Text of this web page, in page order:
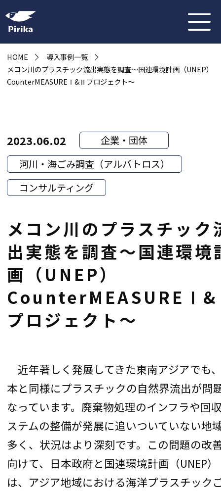
HOME
導入事例一覧
メコン川のプラスチック流出実態を調査〜国連環境計画（UNEP）
CounterMEASUREⅠ&Ⅱプロジェクト〜
2023.06.02
企業・団体
河川・海ごみ調査（アルバトロス）
コンサルティング
メコン川のプラスチック
出実態を調査〜国連環境
画（UNEP）
プロジェクト〜
近年著しく発展してきた東南アジアでも
本と同様にプラスチックの自然界流出が問
なっています。廃棄物処理のインフラや回
ステムの整備が発展に追いついていない地
多く、状況はより深刻です。この問題の改
向けて、日本政府と国連環境計画（UNEP）
は、アジア地域における海洋プラスチック